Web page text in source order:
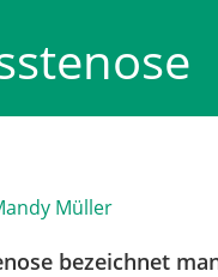
Müller
bezeichnet